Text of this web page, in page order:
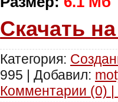
Скачать
Категория:
995 | Добавил:
Комментарии (0) |